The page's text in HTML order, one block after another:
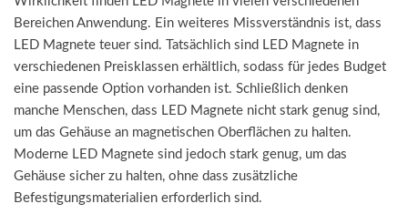
Bereichen Anwendung. Ein weiteres Missverständnis ist, dass
LED Magnete teuer sind. Tatsächlich sind LED Magnete in
verschiedenen Preisklassen erhältlich, sodass für jedes Budget
eine passende Option vorhanden ist. Schließlich denken
manche Menschen, dass LED Magnete nicht stark genug sind,
um das Gehäuse an magnetischen Oberflächen zu halten.
Moderne LED Magnete sind jedoch stark genug, um das
Gehäuse sicher zu halten, ohne dass zusätzliche
Befestigungsmaterialien erforderlich sind.